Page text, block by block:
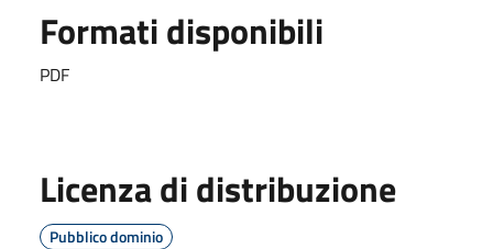
Formati disponibili
PDF
Licenza di distribuzione
Pubblico dominio